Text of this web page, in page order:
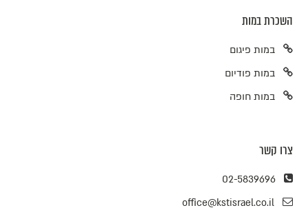
השכרת במות
במות פיגום
במות פודיום
במות חופה
צרו קשר
02-5839696
office@kstisrael.co.il